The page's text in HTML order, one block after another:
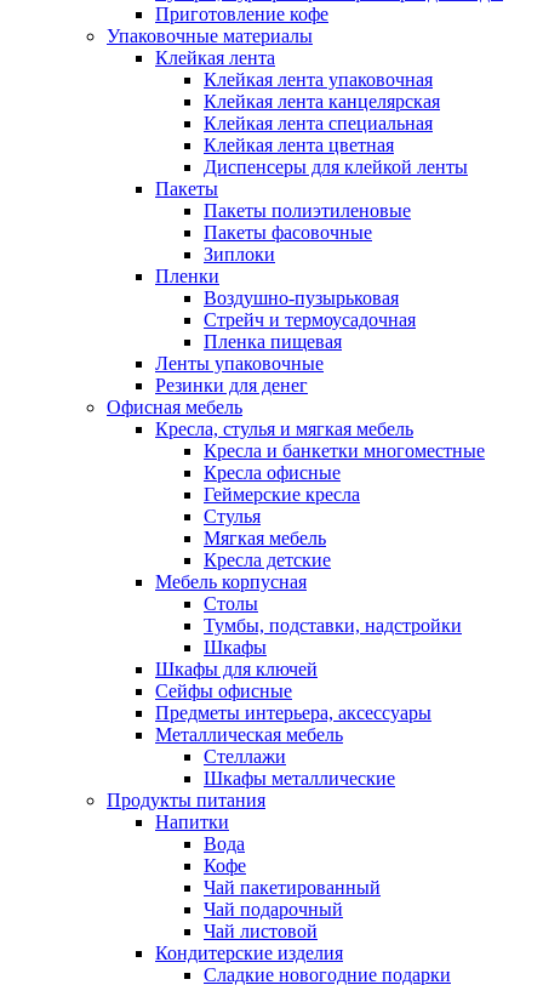
Приготовление кофе
Упаковочные материалы
Клейкая лента
Клейкая лента упаковочная
Клейкая лента канцелярская
Клейкая лента специальная
Клейкая лента цветная
Диспенсеры для клейкой ленты
Пакеты
Пакеты полиэтиленовые
Пакеты фасовочные
Зиплоки
Пленки
Воздушно-пузырьковая
Стрейч и термоусадочная
Пленка пищевая
Ленты упаковочные
Резинки для денег
Офисная мебель
Кресла, стулья и мягкая мебель
Кресла и банкетки многоместные
Кресла офисные
Геймерские кресла
Стулья
Мягкая мебель
Кресла детские
Мебель корпусная
Столы
Тумбы, подставки, надстройки
Шкафы
Шкафы для ключей
Сейфы офисные
Предметы интерьера, аксессуары
Металлическая мебель
Стеллажи
Шкафы металлические
Продукты питания
Напитки
Вода
Кофе
Чай пакетированный
Чай подарочный
Чай листовой
Кондитерские изделия
Сладкие новогодние подарки